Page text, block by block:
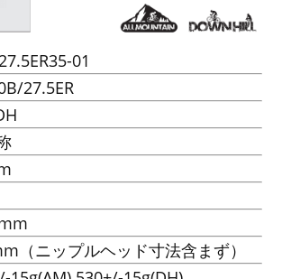
01
27.5ER
（ニップルヘッド寸法含まず）